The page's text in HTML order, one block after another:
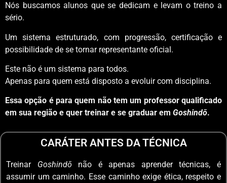
Nós buscamos alunos que se dedicam e levam o treino a
sério.
Um sistema estruturado, com progressão, certificação e
possibilidade de se tornar representante oficial.
Este não é um sistema para todos.
Apenas para quem está disposto a evoluir com disciplina.
Essa opção é para quem não tem um professor qualificado
em sua região e quer treinar e se graduar em Goshindō.
CARÁTER ANTES DA TÉCNICA
Treinar Goshindō não é apenas aprender técnicas, é
assumir um caminho. Esse caminho exige ética, respeito e